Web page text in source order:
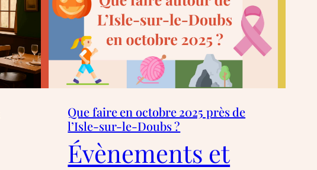
Que faire en octobre 2025 près de
l’Isle-sur-le-Doubs ?
Évènements et